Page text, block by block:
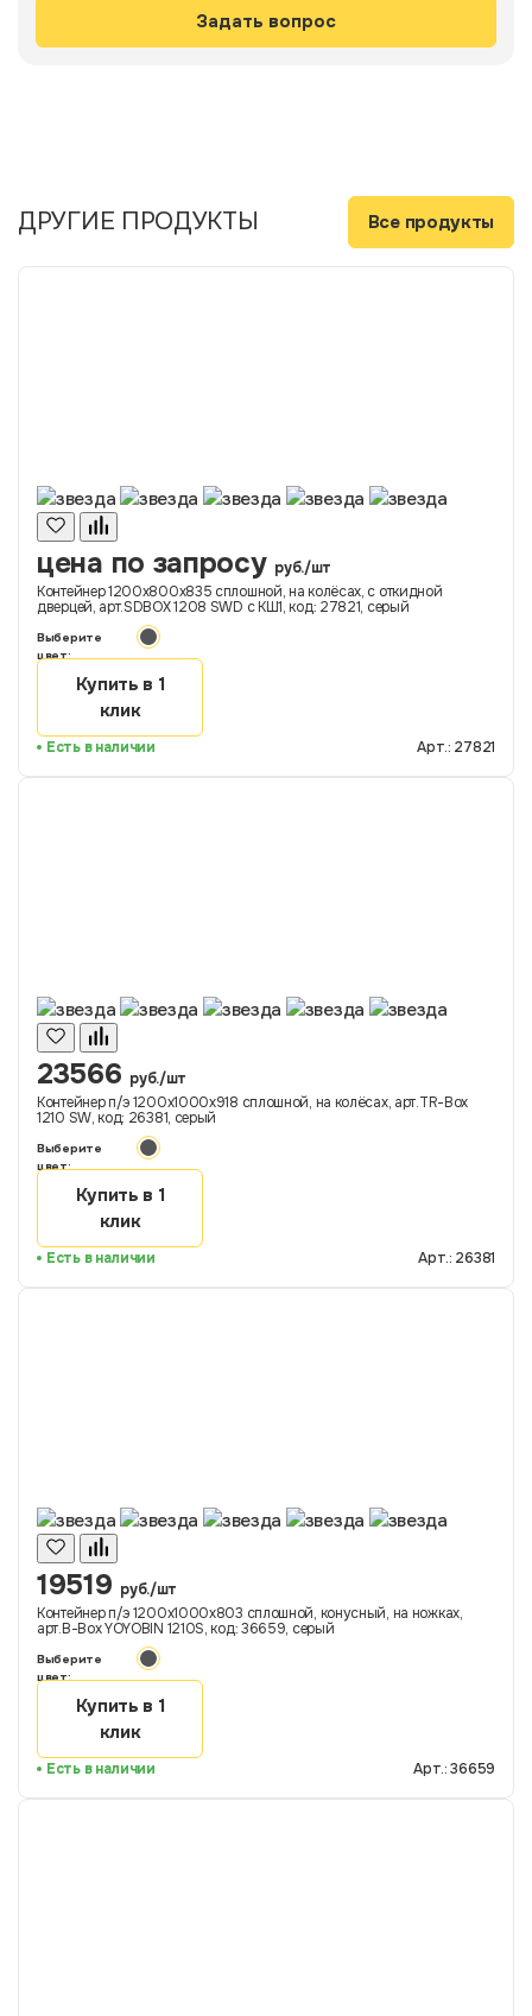
ДРУГИЕ ПРОДУКТЫ Все продукты
цена по запросу руб./шт
Контейнер 1200х800х835 сплошной, на колёсах, с откидной
дверцей, арт.SDBOX 1208 SWD с КШ1, код: 27821, серый
Выберите
цвет:
Купить в 1
клик
Есть в наличии Арт.: 27821
23566 руб./шт
Контейнер п/э 1200х1000х918 сплошной, на колёсах, арт.TR-Box
1210 SW, код: 26381, серый
Выберите
цвет:
Купить в 1
клик
Есть в наличии Арт.: 26381
19519 руб./шт
Контейнер п/э 1200х1000х803 сплошной, конусный, на ножках,
арт.B-Box YOYOBIN 1210S, код: 36659, серый
Выберите
цвет:
Купить в 1
клик
Есть в наличии Арт.: 36659